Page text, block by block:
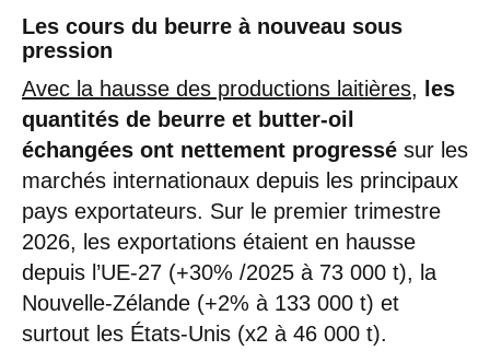
Les cours du beurre à nouveau sous
pression
Avec la hausse des productions laitières,
les
quantités de beurre et butter-oil
échangées ont nettement progressé sur les
marchés internationaux depuis les principaux
pays exportateurs. Sur le premier trimestre
2026, les exportations étaient en hausse
depuis l’UE-27 (+30% /2025 à 73 000 t), la
Nouvelle-Zélande (+2% à 133 000 t) et
surtout les États-Unis (x2 à 46 000 t).